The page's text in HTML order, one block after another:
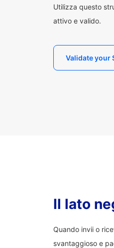
Utilizza questo
attivo e valido.
Validate your
Il lato
Quando invii o
svantaggioso e